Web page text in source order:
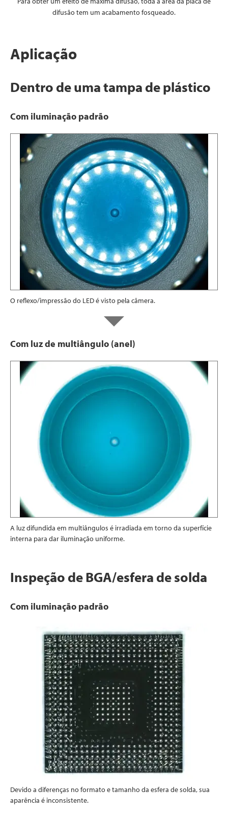
difusão tem um acabamento fosqueado.
Aplicação
Dentro de uma tampa de plástico
Com iluminação padrão
O reflexo/impressão do LED é visto pela câmera.
Com luz de multiângulo (anel)
A luz difundida em multiângulos é irradiada em torno da superfície
interna para dar iluminação uniforme.
Inspeção de BGA/esfera de solda
Com iluminação padrão
Devido a diferenças no formato e tamanho da esfera de solda, sua
aparência é inconsistente.